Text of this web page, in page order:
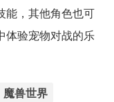
能，其他角色也可
体验宠物对战的乐
魔兽世界